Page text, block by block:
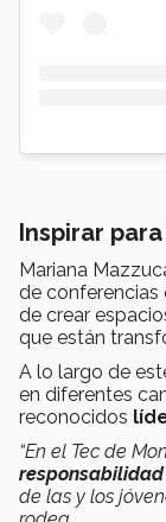
Inspirar
Mariana
de conferencias
de crear
que están
A lo largo de
en diferentes
reconocidos
“En el Tec de
responsabilidad
de las y los